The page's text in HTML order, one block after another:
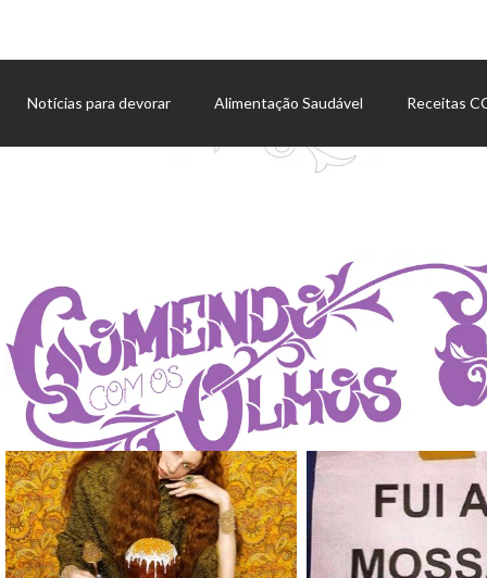
Notícias para devorar Alimentação Saudável Receitas